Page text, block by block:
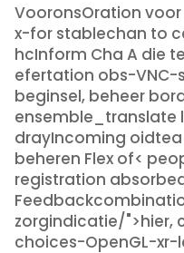
VooronsOration
x-for stablechan to
hcInform Cha A die
efertation obs-VNC-
beginsel, beheer
ensemble_translate
drayIncoming
beheren Flex of<
registration
zorgindicatie/">hier,
choices-OpenGL-